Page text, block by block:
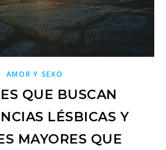
AMOR Y SEXO
QUE BUSCAN
LÉSBICAS Y
MAYORES QUE